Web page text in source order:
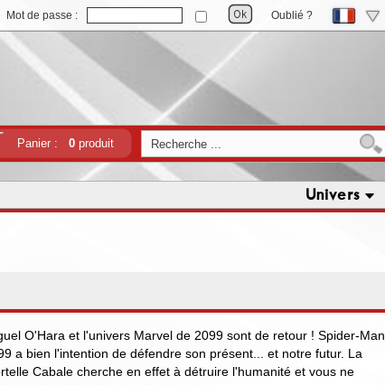
Mot de passe : Oublié ?
Panier : 0produit
Univers
O'Hara et l'univers Marvel de 2099 sont de retour ! Spider-Man
a bien l'intention de défendre son présent... et notre futur. La
Cabale cherche en effet à détruire l'humanité et vous ne